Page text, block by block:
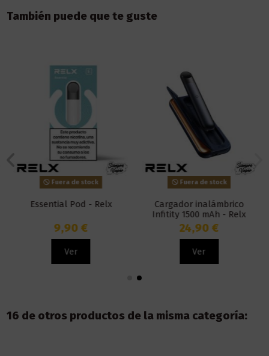
También puede que te guste
Fuera de stock
Essential Pod - Relx
9,90 €
Ver
Fuera de stock
Cargador inalámbrico
Infitity 1500 mAh - Relx
24,90 €
Ver
16 de otros productos de la misma categoría: